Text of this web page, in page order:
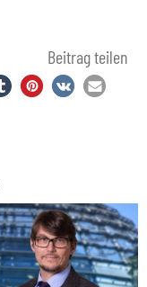
Beitrag teilen